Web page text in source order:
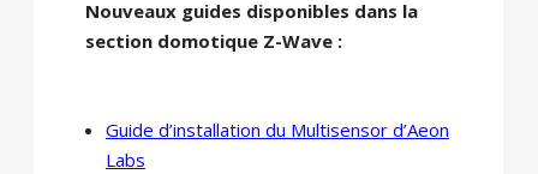
Nouveaux guides disponibles dans la
section domotique Z-Wave:
Guide d’installation du Multisensor d’Aeon
Labs